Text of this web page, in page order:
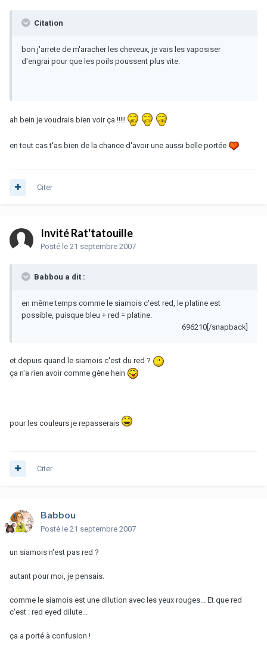
Citation
bon j'arrete de m'aracher les cheveux, je vais les vaposiser
d'engrai pour que les poils poussent plus vite.
ah bein je voudrais bien voir ça !!!!!
en tout cas t'as bien de la chance d'avoir une aussi belle portée
Citer
Invité Rat'tatouille
Posté le 21 septembre 2007
Babbou a dit :
en même temps comme le siamois c'est red, le platine est
possible, puisque bleu + red = platine.
696210[/snapback]
et depuis quand le siamois c'est du red ?
ça n'a rien avoir comme gène hein
pour les couleurs je repasserais
Citer
Babbou
Posté le 21 septembre 2007
un siamois n'est pas red ?
autant pour moi, je pensais.
comme le siamois est une dilution avec les yeux rouges... Et que red
c'est : red eyed dilute...
ça a porté à confusion !